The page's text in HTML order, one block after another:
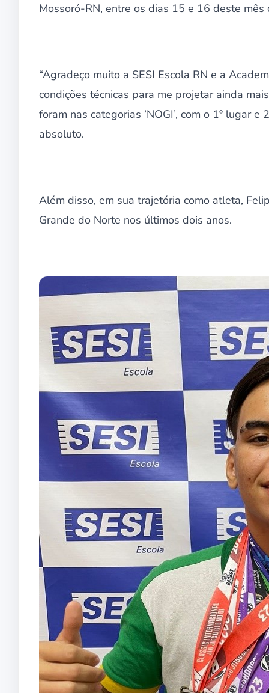
Mossoró-RN, entre os dias 15 e 16 deste mês
“Agradeço muito a SESI Escola RN e a
condições técnicas para me projetar ainda
foram nas categorias ‘NOGI’, com o 1º lugar e
absoluto.
Além disso, em sua trajetória como atleta,
Grande do Norte nos últimos dois anos.